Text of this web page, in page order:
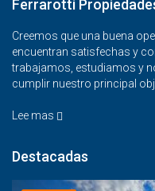
Ferrarotti
Creemos que una buena
encuentran satisfechas y
trabajamos, estudiamos y
cumplir nuestro principal
Lee mas
Destacadas